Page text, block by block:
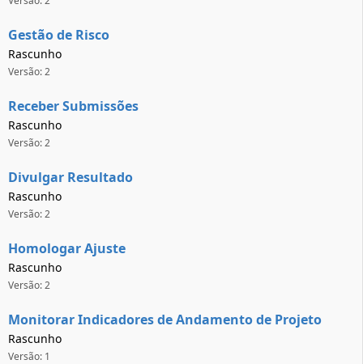
Gestão de Risco
Rascunho
Versão: 2
Receber Submissões
Rascunho
Versão: 2
Divulgar Resultado
Rascunho
Versão: 2
Homologar Ajuste
Rascunho
Versão: 2
Monitorar Indicadores de Andamento de Projeto
Rascunho
Versão: 1